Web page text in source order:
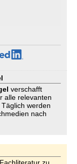
verschafft
alle relevanten
werden
nach